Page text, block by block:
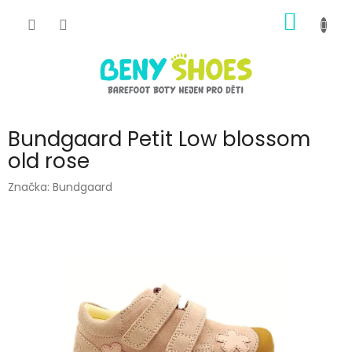
KOŠÍK
Bundgaard Petit Low blossom
old rose
Značka: Bundgaard